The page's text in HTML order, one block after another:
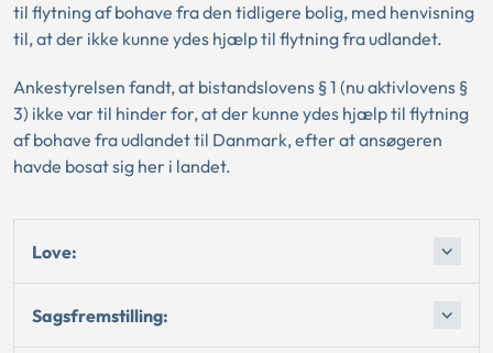
til flytning af bohave fra den tidligere bolig, med henvisning
til, at der ikke kunne ydes hjælp til flytning fra udlandet.
Ankestyrelsen fandt, at bistandslovens § 1 (nu aktivlovens §
3) ikke var til hinder for, at der kunne ydes hjælp til flytning
af bohave fra udlandet til Danmark, efter at ansøgeren
havde bosat sig her i landet.
Love:
Sagsfremstilling: